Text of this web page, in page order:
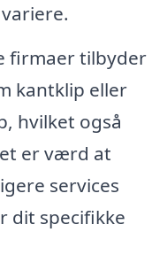
firmaer tilbyder
kantklip eller
hvilket også
er værd at
services
dit specifikke